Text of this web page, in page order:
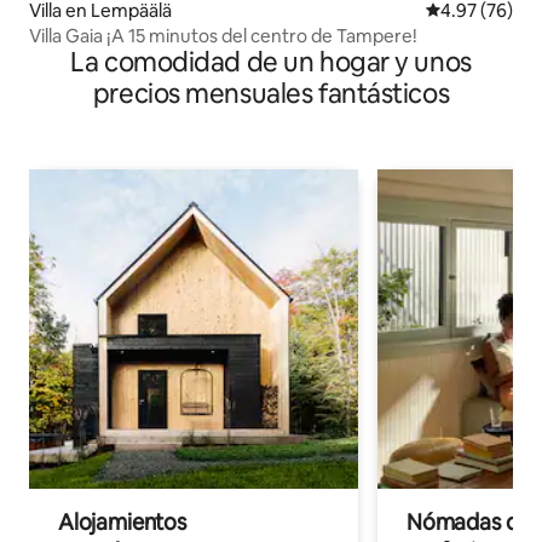
Villa en Lempäälä Calificación
4.97 (76)
Villa Gaia ¡A 15 minutos del centro de Tampere!
La comodidad de un hogar y unos
precios mensuales fantásticos
Alojamientos
Nómadas